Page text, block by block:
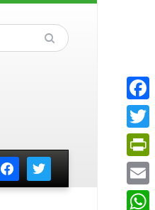
facebooktwitter
Email